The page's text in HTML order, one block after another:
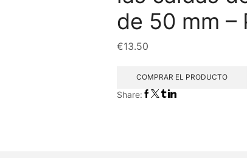
de 50 mm –
€13.50
COMPRAR EL PRODUCTO
Share: